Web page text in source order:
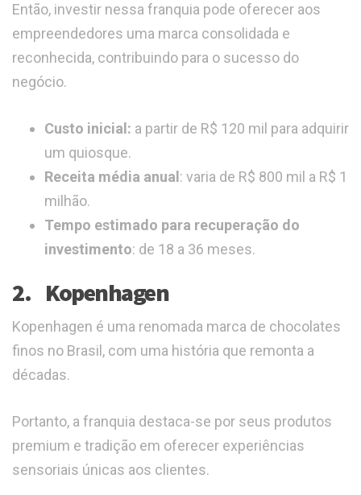
Então, investir nessa franquia pode oferecer aos
empreendedores uma marca consolidada e
reconhecida, contribuindo para o sucesso do
negócio.
Custo inicial: a partir de R$ 120 mil para adquirir
um quiosque.
Receita média anual : varia de R$ 800 mil a R$ 1
milhão.
Tempo estimado para recuperação do
investimento: de 18 a 36 meses.
2. Kopenhagen
Kopenhagen é uma renomada marca de chocolates
finos no Brasil, com uma história que remonta a
décadas.
Portanto, a franquia destaca-se por seus produtos
premium e tradição em oferecer experiências
sensoriais únicas aos clientes.